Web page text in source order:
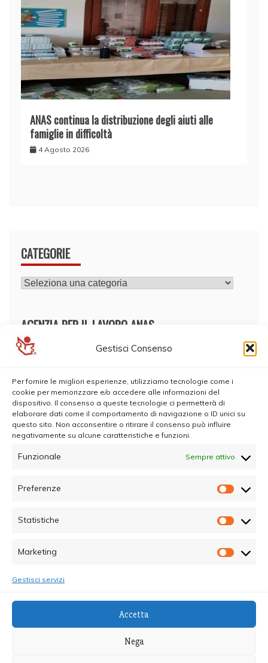
Gestisci Consenso
Per fornire le migliori esperienze, utilizziamo tecnologie come i
cookie per memorizzare e/o accedere alle informazioni del
dispositivo. Il consenso a queste tecnologie ci permetterà di
elaborare dati come il comportamento di navigazione o ID unici su
questo sito. Non acconsentire o ritirare il consenso può influire
negativamente su alcune caratteristiche e funzioni.
Funzionale Sempre attivo
Preferenze
Statistiche
Marketing
Gestisci servizi
Accetta
Nega
ANAS continua la distribuzione degli aiuti alle
famiglie in difficoltà
4 Agosto 2026
CATEGORIE
CATEGORIE
AGENZIA PER IL LAVORO ANAS
96015470825 - Testata Giornalistica online Registrata
al Tribunale di Palermo - Direttore Responsabile dott.ssa